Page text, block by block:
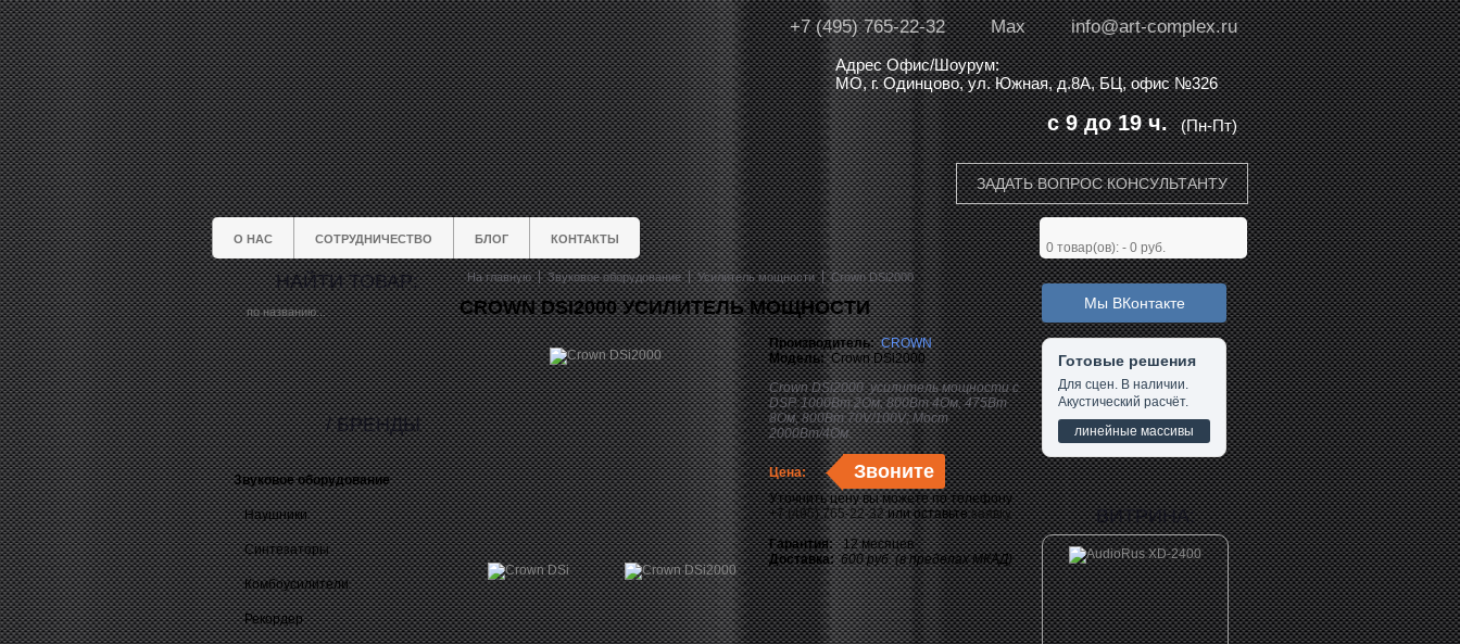
info@art-complex.ru
Max
+7 (495) 765-22-32
Адрес Офис/Шоурум:
МО, г. Одинцово, ул. Южная, д.8А, БЦ, офис №326
(Пн-Пт)
с 9 до 19 ч.
ЗАДАТЬ ВОПРОС КОНСУЛЬТАНТУ
О НАС СОТРУДНИЧЕСТВО БЛОГ КОНТАКТЫ
0 товар(ов): - 0 руб.
НАЙТИ ТОВАР:
Звуковое оборудование
Наушники
Синтезаторы
Комбоусилители
Рекордер
/ БРЕНДЫ
На главную Звуковое оборудование Усилитель мощности Crown DSi2000
CROWN DSI2000 УСИЛИТЕЛЬ МОЩНОСТИ
Производитель: CROWN
Модель:Crown DSi2000
Crown DSi2000 усилитель мощности с
DSP. 1000Вт 2Ом, 800Вт 4Ом, 475Вт
8Ом, 800Вт 70V/100V; Мост
2000Вт/4Ом.
Цена: Звоните
Уточнить цену вы можете по телефону
+7 (495) 765-22-32или оставьтезаявку
Гарантия:12 месяцев
Доставка: 600 руб. (в пределах МКАД)
Мы ВКонтакте
Готовые решения
Для сцен. В наличии.
Акустический расчёт.
линейные массивы
ВИТРИНА: